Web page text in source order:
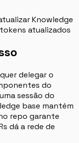
Knowledge
atualizados
delegar o
do
sessão do
base mantém
repo garante
dá a rede de